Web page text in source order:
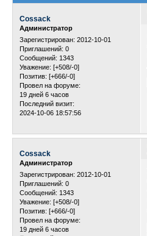
Cossack
Администратор
Зарегистрирован: 2012-10-01
Приглашений: 0
Сообщений: 1343
Уважение: [+508/-0]
Позитив: [+666/-0]
Провел на форуме:
19 дней 6 часов
Последний визит:
2024-10-06 18:57:56
Cossack
Администратор
Зарегистрирован: 2012-10-01
Приглашений: 0
Сообщений: 1343
Уважение: [+508/-0]
Позитив: [+666/-0]
Провел на форуме:
19 дней 6 часов